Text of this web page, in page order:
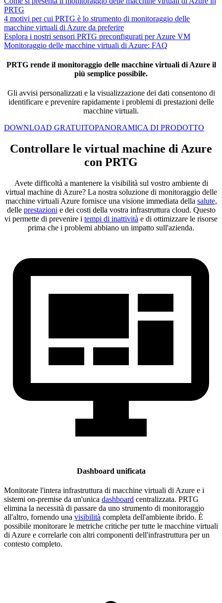
PRTG
4 motivi per cui PRTG è lo strumento di monitoraggio delle
macchine virtuali di Azure da preferire
Esplora i nostri sensori PRTG preconfigurati per Azure VM
Monitoraggio delle macchine virtuali di Azure: FAQ
PRTG rende il monitoraggio delle macchine virtuali di Azure il
più semplice possibile.
Gli avvisi personalizzati e la visualizzazione dei dati consentono di
identificare e prevenire rapidamente i problemi di prestazioni delle
macchine virtuali.
DOWNLOAD GRATUITOPANORAMICA DI PRODOTTO
Controllare le virtual machine di Azure
con PRTG
Avete difficoltà a mantenere la visibilità sul vostro ambiente di
virtual machine di Azure? La nostra soluzione di monitoraggio delle
macchine virtuali Azure fornisce una visione immediata della salute,
delle prestazioni e dei costi della vostra infrastruttura cloud. Questo
vi permette di prevenire i tempi di inattività e di ottimizzare le risorse
prima che i problemi abbiano un impatto sull'azienda.
Dashboard unificata
Monitorate l'intera infrastruttura di macchine virtuali di Azure e i
sistemi on-premise da un'unica dashboard centralizzata. PRTG
elimina la necessità di passare da uno strumento di monitoraggio
all'altro, fornendo una visibilità completa dell'ambiente ibrido. È
possibile monitorare le metriche critiche per tutte le macchine virtuali
di Azure e correlarle con altri componenti dell'infrastruttura per un
contesto completo.